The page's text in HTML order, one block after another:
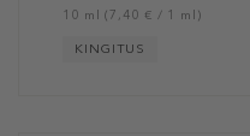
10 ml (7,40 € / 1 ml)
KINGITUS